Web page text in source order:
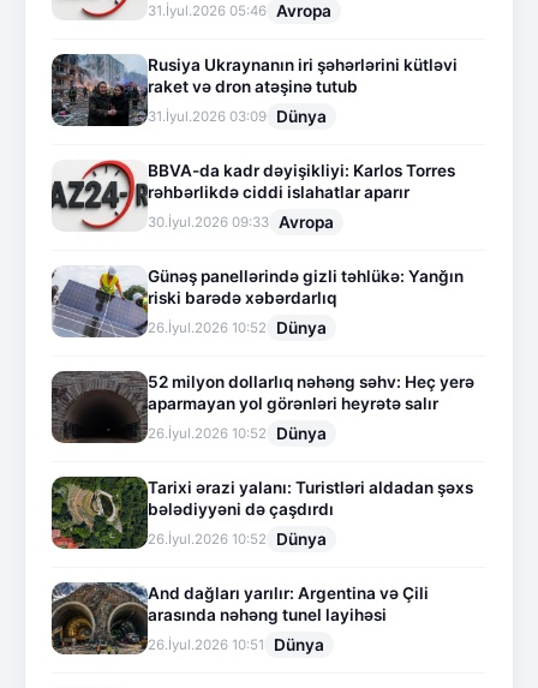
31.İyul.2026 05:46 Avropa
Rusiya Ukraynanın iri şəhərlərini kütləvi
raket və dron atəşinə tutub
31.İyul.2026 03:09 Dünya
BBVA-da kadr dəyişikliyi: Karlos Torres
rəhbərlikdə ciddi islahatlar aparır
30.İyul.2026 09:33 Avropa
Günəş panellərində gizli təhlükə: Yanğın
riski barədə xəbərdarlıq
26.İyul.2026 10:52 Dünya
52 milyon dollarlıq nəhəng səhv: Heç yerə
aparmayan yol görənləri heyrətə salır
26.İyul.2026 10:52 Dünya
Tarixi ərazi yalanı: Turistləri aldadan şəxs
bələdiyyəni də çaşdırdı
26.İyul.2026 10:52 Dünya
And dağları yarılır: Argentina və Çili
arasında nəhəng tunel layihəsi
26.İyul.2026 10:51 Dünya